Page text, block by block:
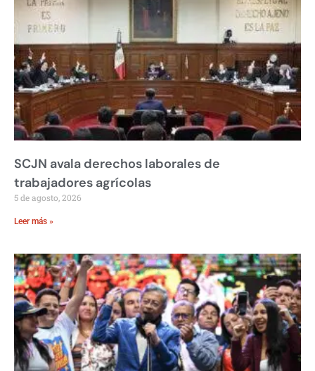
SCJN avala derechos laborales de
trabajadores agrícolas
5 de agosto, 2026
Leer más »